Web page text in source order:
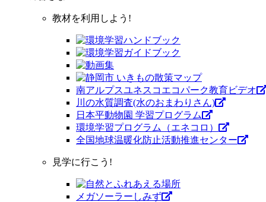
教材を利用しよう!
南アルプスユネスコエコパーク教育ビデオ
川の水質調査(水のおまわりさん)
日本平動物園 学習プログラム
環境学習プログラム（エネコロ）
全国地球温暖化防止活動推進センター
見学に行こう!
メガソーラーしみず